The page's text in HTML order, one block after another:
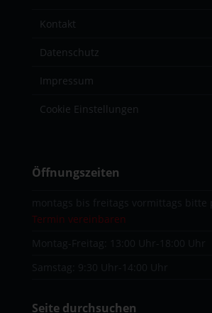
Kontakt
Datenschutz
Impressum
Cookie Einstellungen
Öffnungszeiten
montags bis freitags vormittags bitte
Termin vereinbaren
Montag-Freitag: 13:00 Uhr-18:00 Uhr
Samstag: 9:30 Uhr-14:00 Uhr
Seite durchsuchen